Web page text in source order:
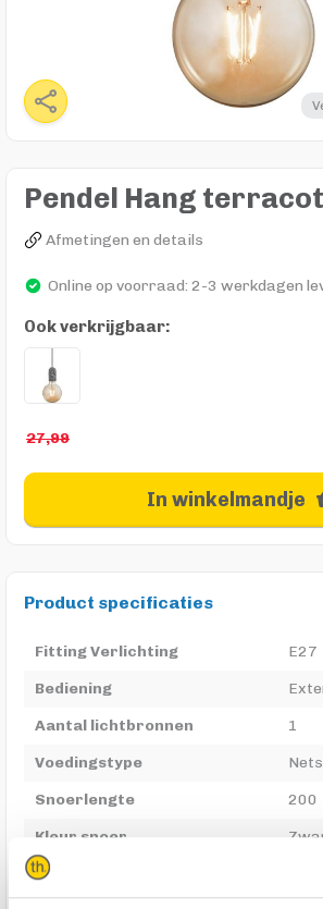
Pendel Hang
Afmetingen en details
Online op voorraad: 2-3 werkdagen
Ook verkrijgbaar:
27,99
In winkelmandje
Product specificaties
Fitting Verlichting
E27
Bediening
Aantal lichtbronnen
1
Voedingstype
Snoerlengte
200
Kleur snoer
Lichtbron vervangbaar